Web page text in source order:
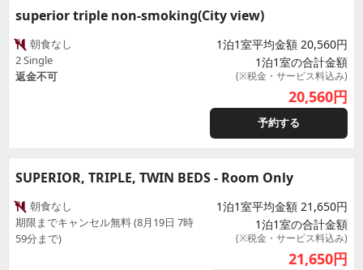
superior triple non-smoking(City view)
朝食なし
2 Single
返金不可
1泊1室平均金額 20,560円
1泊1室の合計金額
(※税金・サービス料込み)
20,560円
予約する
SUPERIOR, TRIPLE, TWIN BEDS - Room Only
朝食なし
期限までキャンセル無料 (8月19日 7時
59分まで)
1泊1室平均金額 21,650円
1泊1室の合計金額
(※税金・サービス料込み)
21,650円